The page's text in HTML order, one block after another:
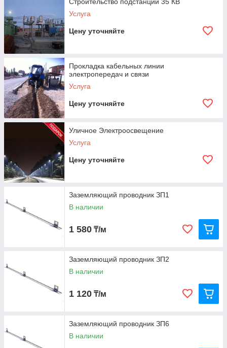
Услуга
Цену уточняйте
Прокладка кабельных линии
электропередач и связи
Услуга
Цену уточняйте
Уличное Электроосвещение
Услуга
Цену уточняйте
Заземляющий проводник ЗП1
В наличии
1 580 ₸/м
Заземляющий проводник ЗП2
В наличии
1 120 ₸/м
Заземляющий проводник ЗП6
В наличии